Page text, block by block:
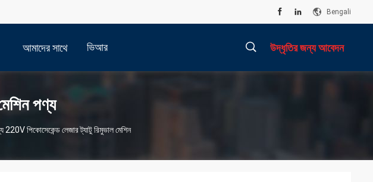
Bengali
আমাদের সাথে
যোগাযোগ করুন
ভিআর উদ্ধৃতির জন্য আবেদন
পণ্য
পিকোসেকেন্ড লেজার ট্যাটু রিমুভাল মেশিন